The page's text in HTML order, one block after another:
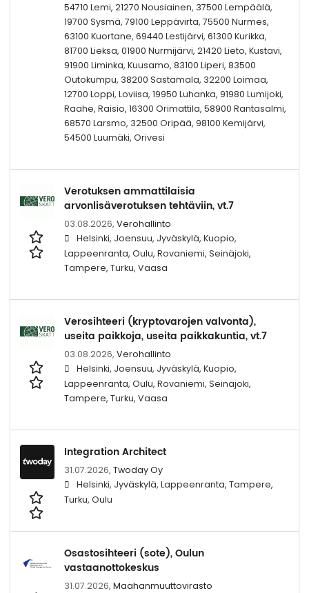
54710 Lemi, 21270 Nousiainen, 37500 Lempäälä,
19700 Sysmä, 79100 Leppävirta, 75500 Nurmes,
63100 Kuortane, 69440 Lestijärvi, 61300 Kurikka,
81700 Lieksa, 01900 Nurmijärvi, 21420 Lieto, Kustavi,
91900 Liminka, Kuusamo, 83100 Liperi, 83500
Outokumpu, 38200 Sastamala, 32200 Loimaa,
12700 Loppi, Loviisa, 19950 Luhanka, 91980 Lumijoki,
Raahe, Raisio, 16300 Orimattila, 58900 Rantasalmi,
68570 Larsmo, 32500 Oripää, 98100 Kemijärvi,
54500 Luumäki, Orivesi
Verotuksen ammattilaisia
arvonlisäverotuksen tehtäviin, vt.7
03.08.2026, Verohallinto
Helsinki, Joensuu, Jyväskylä, Kuopio,
Lappeenranta, Oulu, Rovaniemi, Seinäjoki,
Tampere, Turku, Vaasa
Verosihteeri (kryptovarojen valvonta),
useita paikkoja, useita paikkakuntia, vt.7
03.08.2026, Verohallinto
Helsinki, Joensuu, Jyväskylä, Kuopio,
Lappeenranta, Oulu, Rovaniemi, Seinäjoki,
Tampere, Turku, Vaasa
Integration Architect
31.07.2026, Twoday Oy
Helsinki, Jyväskylä, Lappeenranta, Tampere,
Turku, Oulu
Osastosihteeri (sote), Oulun
vastaanottokeskus
31.07.2026, Maahanmuuttovirasto